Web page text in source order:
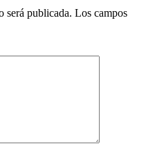
será publicada. Los campos